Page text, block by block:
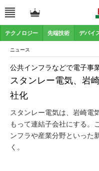
テクノロジー 先端技術 デバイ
ニュース
スタンレー電気、岩
社化
公共インフラなどで電子事
スタンレー電気は、岩崎電
もって連結子会社にする。
ンフラや産業分野といった
く。